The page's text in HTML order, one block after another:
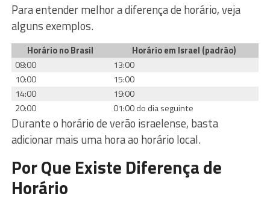
Para entender melhor a diferença de horário, veja
alguns exemplos.
Horário no Brasil
Horário em Israel (padrão)
08:00
13:00
10:00
15:00
14:00
19:00
20:00
01:00 do dia seguinte
Durante o horário de verão israelense, basta
adicionar mais uma hora ao horário local.
Por Que Existe Diferença de
Horário